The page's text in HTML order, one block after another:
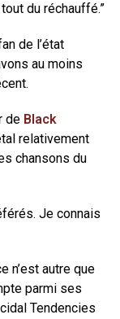
du réchauffé.”
de l’état
au moins
de Black
relativement
chansons du
Je connais
n’est autre que
parmi ses
Tendencies